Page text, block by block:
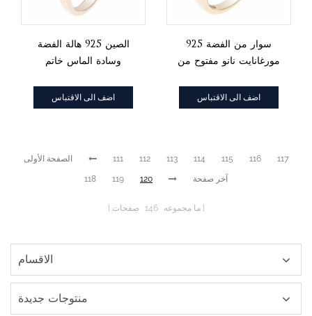
الصين 925 هالة الفضة
وسادة الماس خاتم
اضف الى الاقتباس
سوار من الفضة 925
مورغانايت نانو مفتوح من
اضف الى الاقتباس
الصفحة الأولى 111 112 113 114 115 116 117
118 119 120 آخر صفحة
ما مجموعه 146 صفحات
الاقسام
منتوجات جديدة